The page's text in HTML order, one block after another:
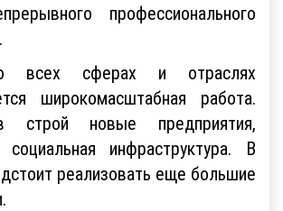
профессионального
всех сферах и отраслях
широкомасштабная работа.
строй новые предприятия,
социальная инфраструктура. В
реализовать еще большие